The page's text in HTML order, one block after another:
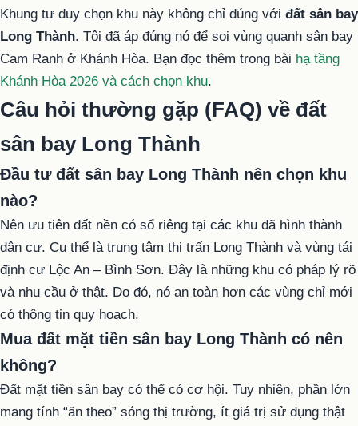
Khung tư duy chọn khu này không chỉ đúng với đất sân bay
Long Thành. Tôi đã áp đúng nó để soi vùng quanh sân bay
Cam Ranh ở Khánh Hòa. Bạn đọc thêm trong bài hạ tầng
Khánh Hòa 2026 và cách chọn khu.
Câu hỏi thường gặp (FAQ) về đất
sân bay Long Thành
Đầu tư đất sân bay Long Thành nên chọn khu
nào?
Nên ưu tiên đất nền có sổ riêng tại các khu đã hình thành
dân cư. Cụ thể là trung tâm thị trấn Long Thành và vùng tái
định cư Lộc An – Bình Sơn. Đây là những khu có pháp lý rõ
và nhu cầu ở thật. Do đó, nó an toàn hơn các vùng chỉ mới
có thông tin quy hoạch.
Mua đất mặt tiền sân bay Long Thành có nên
không?
Đất mặt tiền sân bay có thể có cơ hội. Tuy nhiên, phần lớn
mang tính “ăn theo” sóng thị trường, ít giá trị sử dụng thật